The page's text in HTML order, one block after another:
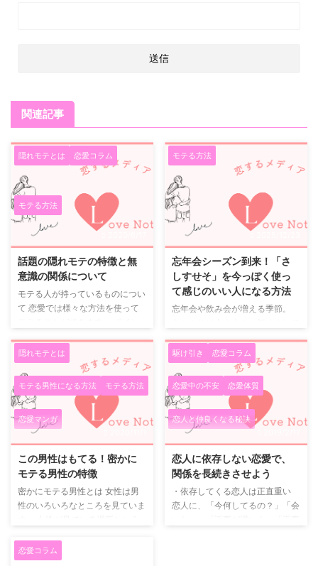
関連記事
隠れモテとは 恋愛コラム
モテる方法
話題の隠れモテの特徴と無
意識の関係について
モテる人が持っているものについ
て 恋愛では様々な方法を使って
だと思わない点です。 今は隠れ
モテという言葉も話題になってい
ます。 これは自分が知らない間
に異性を魅了していることです。
モテる人は飾らないという実態
恋愛を成功させるために自分磨き
は必須です。 モテる人はそれが
きます。 逆にアピールするよう
に自分磨きをすると敬遠されるの
です。 隠れモテも無意識のうち
にそうなっていることが多いで
モテる方法
忘年会シーズン到来！「さ
しすせそ」を今っぽく使っ
て感じのいい人になる方法
忘年会や飲み会が増える季節。
の人と話す機会も多くなりますよ
ね。 「モテたい！」というよ
り、 「感じよく過ごしたい」
「また話したい人だと思われた
い」 そんなときに役立つのが、
昔からある“さしすせそ”の考え方
です。 「モテる女のさしすせ
そ」は今どう使う？ もともとの
「さしすせそ」は、 飲み会で会
話を広げるためのリアクション
集。 そのまま使うと少しわざと
らしいですが、 相手の話を気持
ちよく聞く姿勢として考えると、
隠れモテとは
モテる男性になる方法 モテる方法
恋愛マンガ
この男性はもてる！密かに
モテる男性の特徴
密かにモテる男性とは 女性は男
性のいろいろなところを見ていま
ほとんど性格などに惹かれること
が多いのです。 その結果、なん
駆け引き 恋愛コラム
恋愛中の不安 恋愛体質
恋人と仲良くなる秘訣
恋人に依存しない恋愛で、
関係を長続きさせよう
・依存してくる恋人は正直重い
恋人に、「今何してるの？」「会
恋愛コラム